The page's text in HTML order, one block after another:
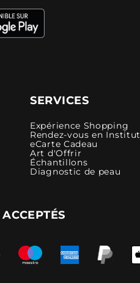
SERVICES
Expérience Shopping
Rendez-vous en Institut
eCarte Cadeau
Art d'Offrir
Échantillons
Diagnostic de peau